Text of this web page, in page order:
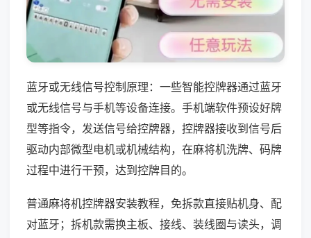
蓝牙或无线信号控制原理：一些智能控牌器通过蓝牙
或无线信号与手机等设备连接。手机端软件预设好牌
型等指令，发送信号给控牌器，控牌器接收到信号后
驱动内部微型电机或机械结构，在麻将机洗牌、码牌
过程中进行干预，达到控牌目的。
普通麻将机控牌器安装教程，免拆款直接贴机身、配
对蓝牙；拆机款需换主板、接线、装线圈与读头，调